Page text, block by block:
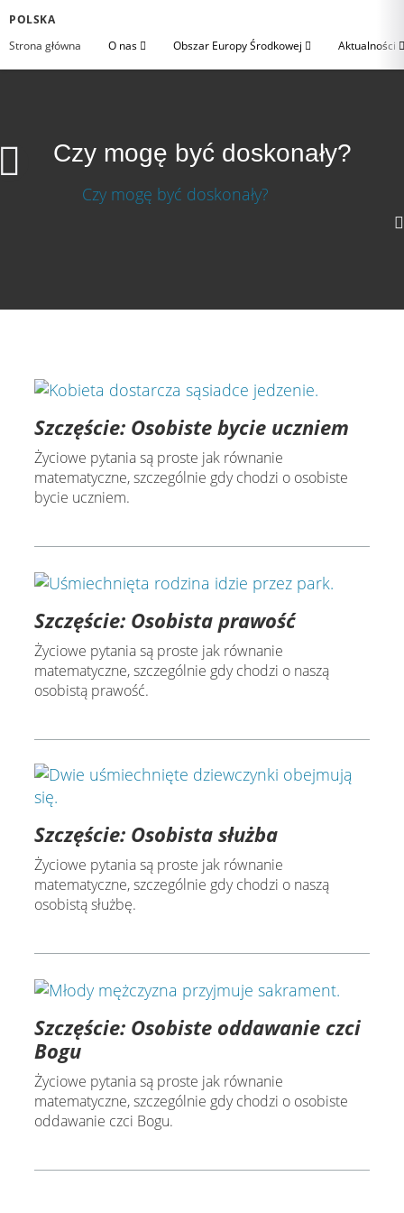
POLSKA
Strona główna
O nas Obszar Europy Środkowej Aktualności
Czy mogę być doskonały?
Szczęście: Osobiste bycie uczniem
Życiowe pytania są proste jak równanie
matematyczne, szczególnie gdy chodzi o osobiste
bycie uczniem.
Szczęście: Osobista prawość
Życiowe pytania są proste jak równanie
matematyczne, szczególnie gdy chodzi o naszą
osobistą prawość.
Szczęście: Osobista służba
Życiowe pytania są proste jak równanie
matematyczne, szczególnie gdy chodzi o naszą
osobistą służbę.
Szczęście: Osobiste oddawanie czci
Bogu
Życiowe pytania są proste jak równanie
matematyczne, szczególnie gdy chodzi o osobiste
oddawanie czci Bogu.